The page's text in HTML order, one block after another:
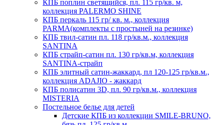
КПБ поплин светящийся, пл. 115 гр/кв. м,
коллекция PALERMO SHINE
КПБ перкаль 115 гр/ кв. м., коллекция
PARMA(комплекты с простыней на резинке)
КПБ твил-сатин пл. 118 гр/кв.м., коллекция
SANTINA
КПБ страйп-сатин пл. 130 гр/кв.м, коллекция
SANTINA-страйп
КПБ элитный сатин-жаккард, пл 120-125 гр/кв.м.,
коллекция ADAJIO - жаккард
КПБ полисатин 3D, пл. 90 гр/кв.м., коллекция
MISTERIA
Постельное белье для детей
Детские КПБ из коллекции SMILE-BRUNO,